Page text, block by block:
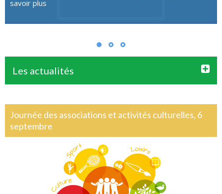
savoir plus
Les actualités
Journée des associations et activités culturelles, 6
septembre